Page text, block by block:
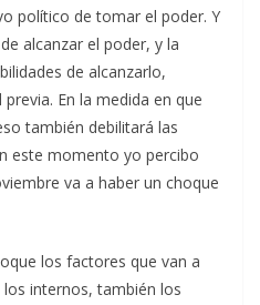
político de tomar el poder. Y
alcanzar el poder, y la
de alcanzarlo,
En la medida en que
también debilitará las
este momento yo percibo
va a haber un choque
los factores que van a
internos, también los